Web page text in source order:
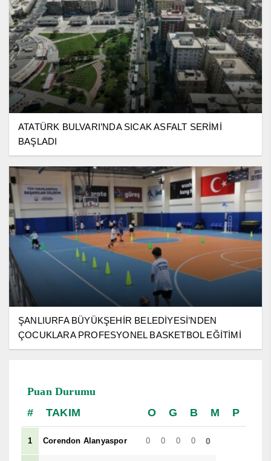
ATATÜRK BULVARI’NDA SICAK ASFALT SERİMİ
BAŞLADI
ŞANLIURFA BÜYÜKŞEHİR BELEDİYESİ’NDEN
ÇOCUKLARA PROFESYONEL BASKETBOL EĞİTİMİ
Puan Durumu
TAKIM
O G B M P
1 Corendon Alanyaspor 0 0 0 0 0